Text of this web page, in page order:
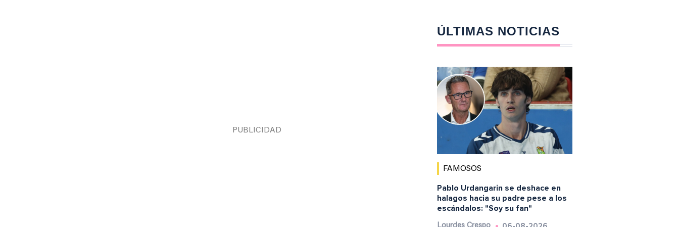
ÚLTIMAS NOTICIAS
FAMOSOS
Pablo Urdangarin se deshace en
halagos hacia su padre pese a los
escándalos: "Soy su fan"